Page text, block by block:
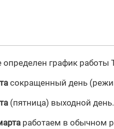
определен график
сокращенный день
(пятница) выходной день.
работаем в обычном